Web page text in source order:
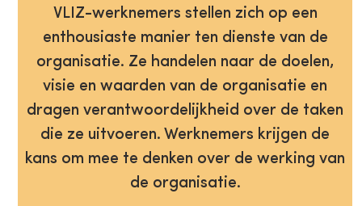
VLIZ-werknemers stellen zich op een
enthousiaste manier ten dienste van de
organisatie. Ze handelen naar de doelen,
visie en waarden van de organisatie en
dragen verantwoordelijkheid over de taken
die ze uitvoeren. Werknemers krijgen de
kans om mee te denken over de werking van
de organisatie.